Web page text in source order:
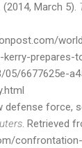
March 5).
prepares-
6677625e-
defense force,
. Retrieved